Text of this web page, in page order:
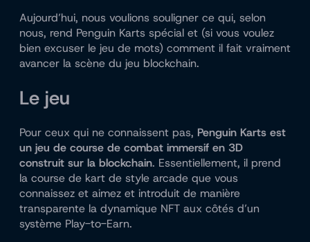
Aujourd’hui, nous voulions souligner ce qui, selon
nous, rend Penguin Karts spécial et (si vous voulez
bien excuser le jeu de mots) comment il fait vraiment
avancer la scène du jeu blockchain.
Le jeu
Pour ceux qui ne connaissent pas, Penguin Karts est
un jeu de course de combat immersif en 3D
construit sur la blockchain. Essentiellement, il prend
la course de kart de style arcade que vous
connaissez et aimez et introduit de manière
transparente la dynamique NFT aux côtés d’un
système Play-to-Earn.